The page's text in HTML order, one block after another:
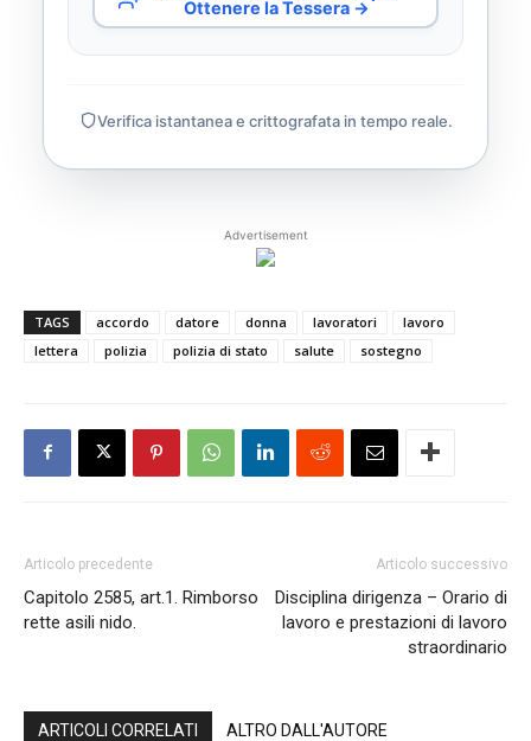
Ottenere la Tessera →
Verifica istantanea e crittografata in tempo reale.
Advertisement
TAGS accordo datore donna lavoratori
lavoro
lettera
polizia polizia di stato salute sostegno
Articolo precedente
Capitolo 2585, art.1. Rimborso
rette asili nido.
Articolo successivo
Disciplina dirigenza – Orario di
lavoro e prestazioni di lavoro
straordinario
ARTICOLI CORRELATI ALTRO DALL'AUTORE